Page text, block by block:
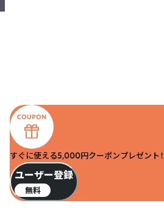
すぐに使える5,000円クーポンプレゼント！
ユーザー登録
無料